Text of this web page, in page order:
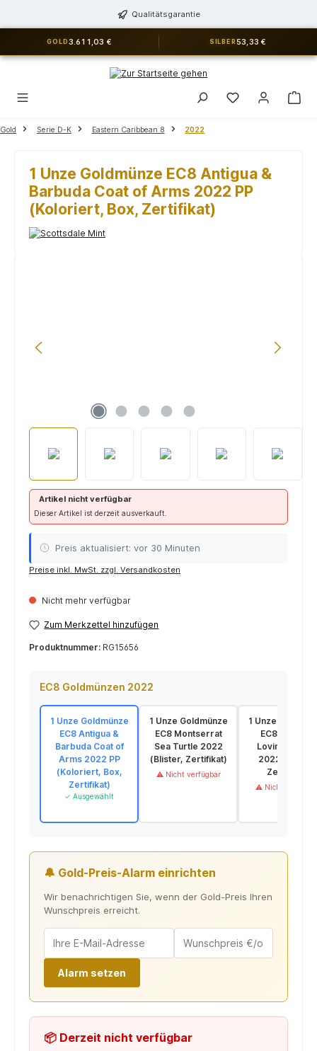
Qualitätsgarantie
GOLD 3.611,03 € SILBER 53,33 €
Du hast 0
Gold Serie D-K Eastern Caribbean 8 2022
1 Unze Goldmünze EC8 Antigua &
Barbuda Coat of Arms 2022 PP
(Koloriert, Box, Zertifikat)
Artikel nicht verfügbar
Dieser Artikel ist derzeit ausverkauft.
Preis aktualisiert: vor 30 Minuten
Preise inkl. MwSt. zzgl. Versandkosten
Nicht mehr verfügbar
Zum Merkzettel hinzufügen
Produktnummer: RG15656
EC8 Goldmünzen 2022
1 Unze Goldmünze
EC8 Antigua &
Barbuda Coat of
Arms 2022 PP
(Koloriert, Box,
Zertifikat)
✓ Ausgewählt
1 Unze Goldmünze
EC8 Montserrat
Sea Turtle 2022
(Blister, Zertifikat)
⚠ Nicht verfügbar
1 Unze
EC8 St. Lucia
Loving Couple
2022 (Blister,
Zertifikat)
⚠ Nicht
🔔 Gold-Preis-Alarm einrichten
Wir benachrichtigen Sie, wenn der Gold-Preis Ihren
Wunschpreis erreicht.
Alarm setzen
📦 Derzeit nicht verfügbar